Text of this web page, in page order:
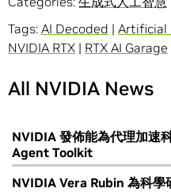
Tags: AI Decoded | Artificial
NVIDIA RTX | RTX AI Garage
All NVIDIA News
NVIDIA 發佈能為代理加速
Agent Toolkit
NVIDIA Vera Rubin 為科學